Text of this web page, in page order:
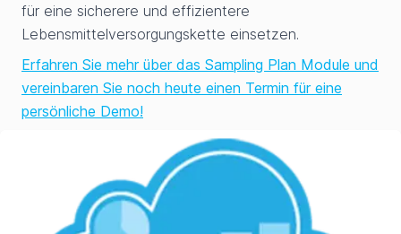
für eine sicherere und effizientere
Lebensmittelversorgungskette einsetzen.
Erfahren Sie mehr über das Sampling Plan Module und
vereinbaren Sie noch heute einen Termin für eine
persönliche Demo!